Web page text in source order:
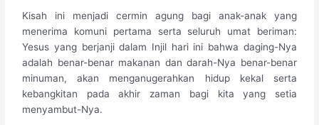
Kisah ini menjadi cermin agung bagi anak-anak yang
menerima komuni pertama serta seluruh umat beriman:
Yesus yang berjanji dalam Injil hari ini bahwa daging-Nya
adalah benar-benar makanan dan darah-Nya benar-benar
minuman, akan menganugerahkan hidup kekal serta
kebangkitan pada akhir zaman bagi kita yang setia
menyambut-Nya.